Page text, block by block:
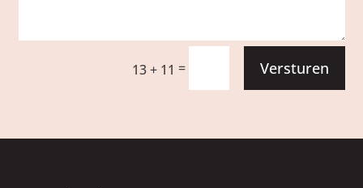
13 + 11 = Versturen